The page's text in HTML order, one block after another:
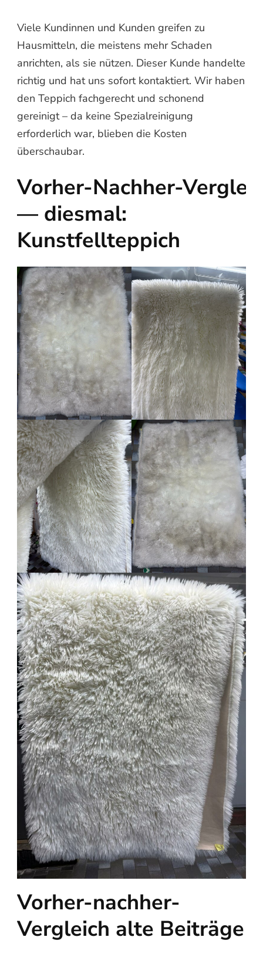
Viele Kundinnen und Kunden greifen zu
Hausmitteln, die meistens mehr Schaden
anrichten, als sie nützen. Dieser Kunde handelte
richtig und hat uns sofort kontaktiert. Wir haben
den Teppich fachgerecht und schonend
gereinigt – da keine Spezialreinigung
erforderlich war, blieben die Kosten
überschaubar.
— diesmal:
Kunstfellteppich
Vorher-nachher-
Vergleich alte Beiträge